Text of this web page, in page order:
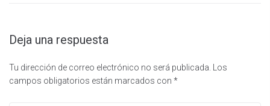
Deja una respuesta
Tu dirección de correo electrónico no será publicada.
Los
campos obligatorios están marcados con *